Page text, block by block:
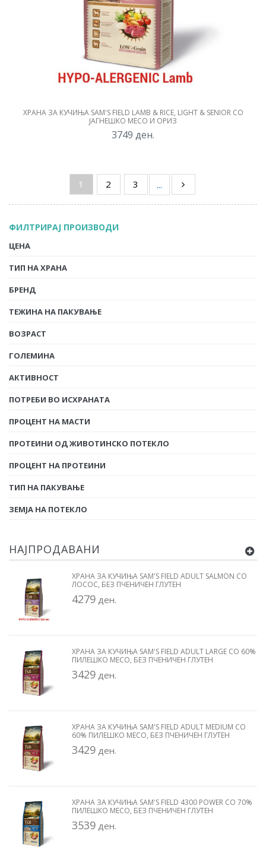
ХРАНА ЗА КУЧИЊА SAM'S FIELD LAMB & RICE, LIGHT & SENIOR СО
ЈАГНЕШКО МЕСО И ОРИЗ
3749 ден.
1 2 3 ...
ФИЛТРИРАЈ ПРОИЗВОДИ
ЦЕНА
ТИП НА ХРАНА
БРЕНД
ТЕЖИНА НА ПАКУВАЊЕ
ВОЗРАСТ
ГОЛЕМИНА
АКТИВНОСТ
ПОТРЕБИ ВО ИСХРАНАТА
ПРОЦЕНТ НА МАСТИ
ПРОТЕИНИ ОД ЖИВОТИНСКО ПОТЕКЛО
ПРОЦЕНТ НА ПРОТЕИНИ
ТИП НА ПАКУВАЊЕ
ЗЕМЈА НА ПОТЕКЛО
НАЈПРОДАВАНИ
ХРАНА ЗА КУЧИЊА SAM'S FIELD ADULT SALMON СО
ЛОСОС, БЕЗ ПЧЕНИЧЕН ГЛУТЕН
4279 ден.
ХРАНА ЗА КУЧИЊА SAM'S FIELD ADULT LARGE СО 60%
ПИЛЕШКО МЕСО, БЕЗ ПЧЕНИЧЕН ГЛУТЕН
3429 ден.
ХРАНА ЗА КУЧИЊА SAM'S FIELD ADULT MEDIUM СО
60% ПИЛЕШКО МЕСО, БЕЗ ПЧЕНИЧЕН ГЛУТЕН
3429 ден.
ХРАНА ЗА КУЧИЊА SAM'S FIELD 4300 POWER СО 70%
ПИЛЕШКО МЕСО, БЕЗ ПЧЕНИЧЕН ГЛУТЕН
3539 ден.